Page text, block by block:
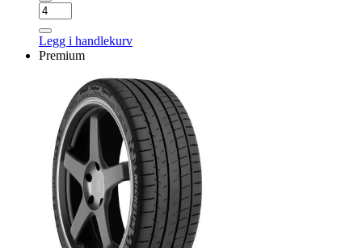
MICHELIN
PILOT
SPORT
antall
Legg i handlekurv
Premium